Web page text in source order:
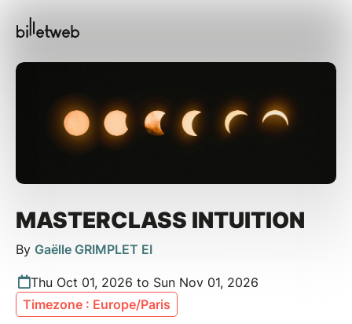
MASTERCLASS INTUITION
By Gaëlle GRIMPLET EI
Thu Oct 01, 2026 to Sun Nov 01, 2026
Timezone : Europe/Paris